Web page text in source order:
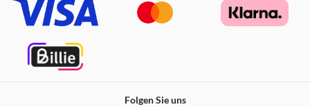
Folgen Sie uns